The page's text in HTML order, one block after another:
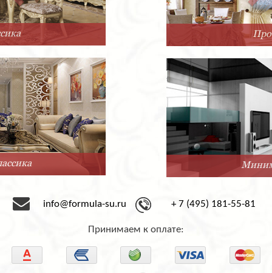
info@formula-su.ru + 7 (495) 181-55-81
Принимаем к оплате: